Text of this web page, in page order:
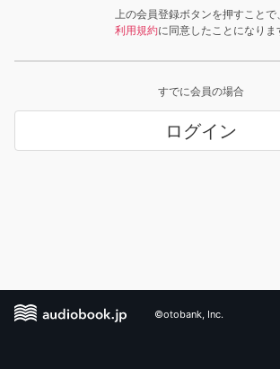
上の会員登録ボタンを押すことで、
利用規約に同意したことになりま
すでに会員の場合
ログイン
©otobank, Inc.